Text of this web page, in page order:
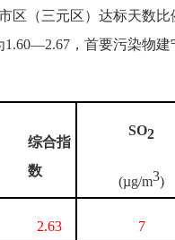
区（三元区）达标天数
，首要污染物
综合指
数
SO2
(µg/m3)
2.63 7